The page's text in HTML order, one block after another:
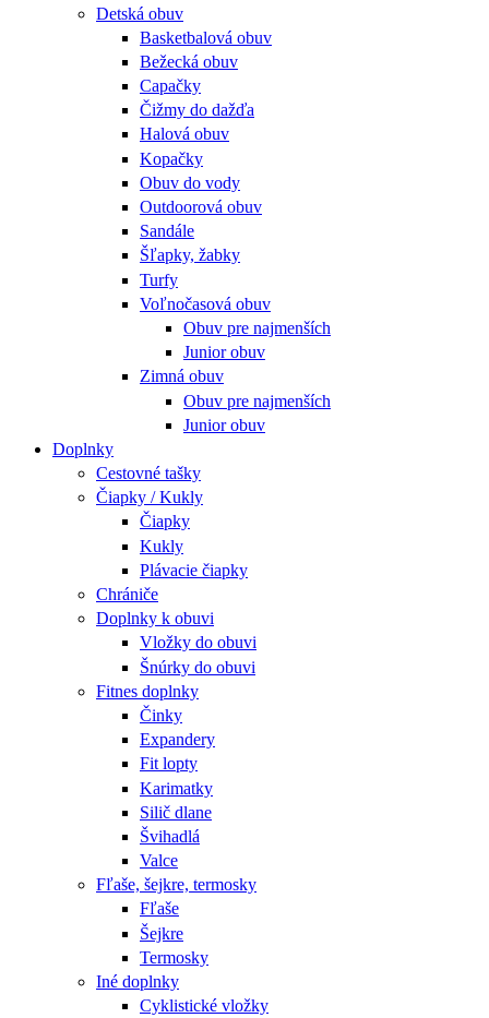
Detská obuv
Basketbalová obuv
Bežecká obuv
Capačky
Čižmy do dažďa
Halová obuv
Kopačky
Obuv do vody
Outdoorová obuv
Sandále
Šľapky, žabky
Turfy
Voľnočasová obuv
Obuv pre najmenších
Junior obuv
Zimná obuv
Obuv pre najmenších
Junior obuv
Doplnky
Cestovné tašky
Čiapky / Kukly
Čiapky
Kukly
Plávacie čiapky
Chrániče
Doplnky k obuvi
Vložky do obuvi
Šnúrky do obuvi
Fitnes doplnky
Činky
Expandery
Fit lopty
Karimatky
Silič dlane
Švihadlá
Valce
Fľaše, šejkre, termosky
Fľaše
Šejkre
Termosky
Iné doplnky
Cyklistické vložky